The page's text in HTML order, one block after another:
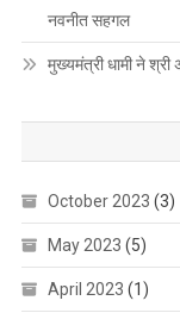
नवनीत सहगल
मुख्यमंत्री धामी ने
October 2023 (3)
May 2023 (5)
April 2023 (1)